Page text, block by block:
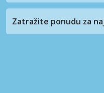
Zatražite ponudu za